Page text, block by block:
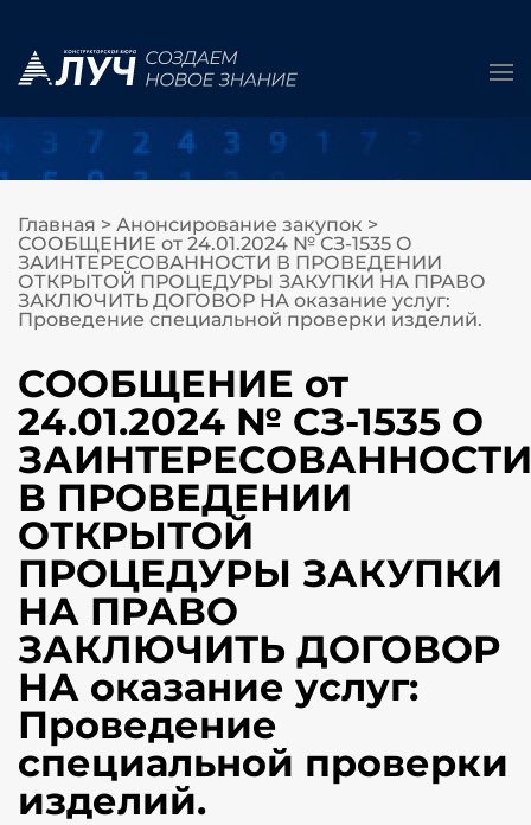
Главная > Анонсирование закупок >
СООБЩЕНИЕ от 24.01.2024 № СЗ-1535 О
ЗАИНТЕРЕСОВАННОСТИ В ПРОВЕДЕНИИ
ОТКРЫТОЙ ПРОЦЕДУРЫ ЗАКУПКИ НА ПРАВО
ЗАКЛЮЧИТЬ ДОГОВОР НА оказание услуг:
Проведение специальной проверки изделий.
СООБЩЕНИЕ от
24.01.2024 № СЗ-1535 О
ЗАИНТЕРЕСОВАННОСТИ
В ПРОВЕДЕНИИ
ОТКРЫТОЙ
ПРОЦЕДУРЫ ЗАКУПКИ
НА ПРАВО
ЗАКЛЮЧИТЬ ДОГОВОР
НА оказание услуг:
Проведение
специальной проверки
изделий.